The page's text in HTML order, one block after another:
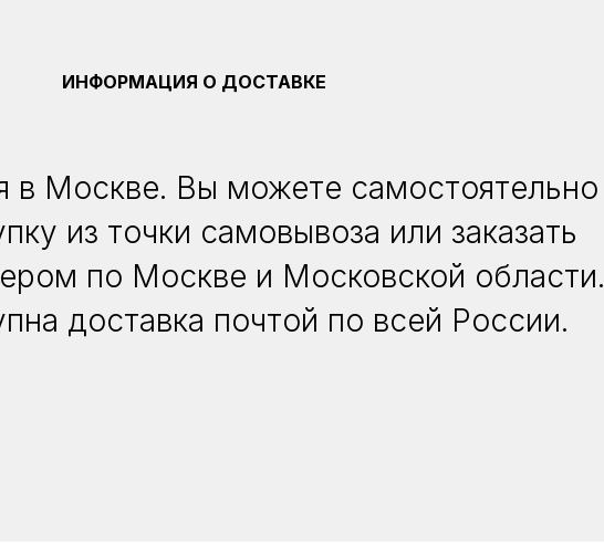
ИНФОРМАЦИЯ О ДОСТАВКЕ
в Москве. Вы можете самостоятельно
из точки самовывоза или заказать
по Москве и Московской области.
доставка почтой по всей России.